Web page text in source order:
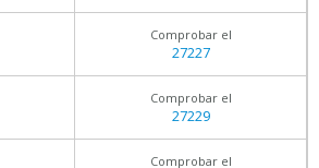
Comprobar el
27227
Comprobar el
27229
Comprobar el